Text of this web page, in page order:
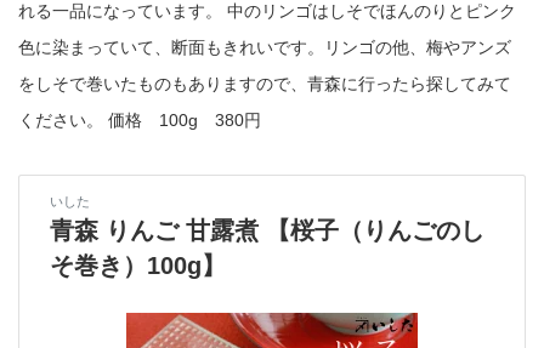
れる一品になっています。 中のリンゴはしそでほんのりとピンク
色に染まっていて、断面もきれいです。リンゴの他、梅やアンズ
をしそで巻いたものもありますので、青森に行ったら探してみて
ください。 価格 100g 380円
いした
青森 りんご 甘露煮 【桜子（りんごのし
そ巻き）100g】